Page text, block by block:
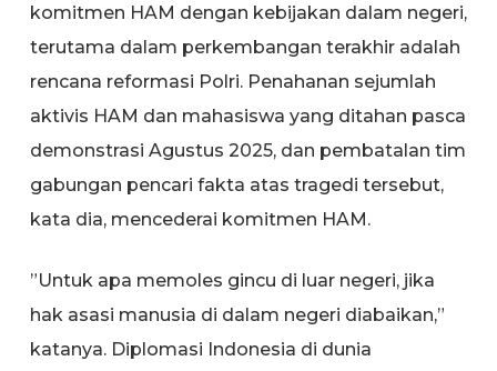
komitmen HAM dengan kebijakan dalam negeri,
terutama dalam perkembangan terakhir adalah
rencana reformasi Polri. Penahanan sejumlah
aktivis HAM dan mahasiswa yang ditahan pasca
demonstrasi Agustus 2025, dan pembatalan tim
gabungan pencari fakta atas tragedi tersebut,
kata dia, mencederai komitmen HAM.
”Untuk apa memoles gincu di luar negeri, jika
hak asasi manusia di dalam negeri diabaikan,”
katanya. Diplomasi Indonesia di dunia